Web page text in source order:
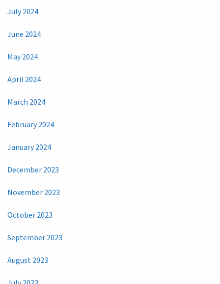
July 2024
June 2024
May 2024
April 2024
March 2024
February 2024
January 2024
December 2023
November 2023
October 2023
September 2023
August 2023